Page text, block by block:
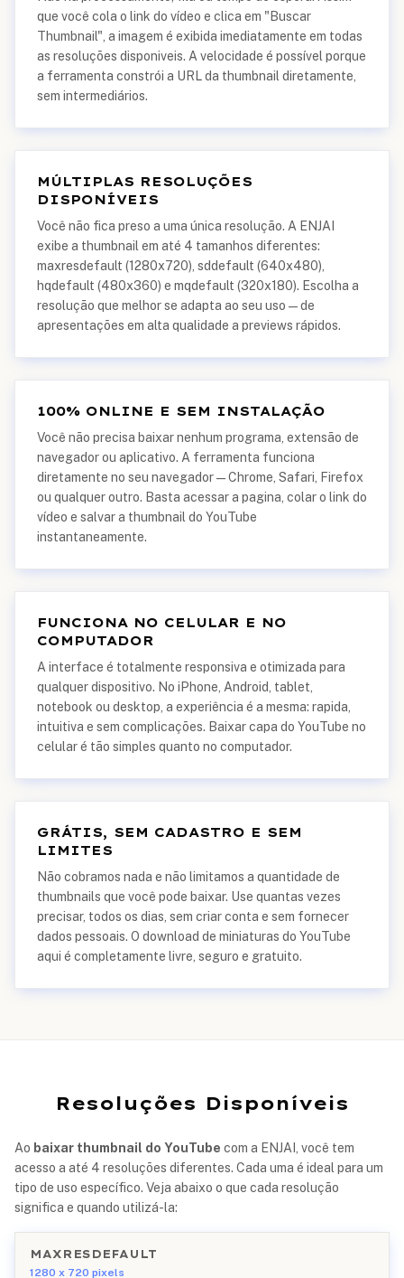
que você cola o link do vídeo e clica em "Buscar
Thumbnail", a imagem é exibida imediatamente em todas
as resoluções disponiveis. A velocidade é possível porque
a ferramenta constrói a URL da thumbnail diretamente,
sem intermediários.
MÚLTIPLAS RESOLUÇÕES
DISPONÍVEIS
Você não fica preso a uma única resolução. A ENJAI
exibe a thumbnail em até 4 tamanhos diferentes:
maxresdefault (1280x720), sddefault (640x480),
hqdefault (480x360) e mqdefault (320x180). Escolha a
resolução que melhor se adapta ao seu uso — de
apresentações em alta qualidade a previews rápidos.
100% ONLINE E SEM INSTALAÇÃO
Você não precisa baixar nenhum programa, extensão de
navegador ou aplicativo. A ferramenta funciona
diretamente no seu navegador — Chrome, Safari, Firefox
ou qualquer outro. Basta acessar a pagina, colar o link do
vídeo e salvar a thumbnail do YouTube
instantaneamente.
FUNCIONA NO CELULAR E NO
COMPUTADOR
A interface é totalmente responsiva e otimizada para
qualquer dispositivo. No iPhone, Android, tablet,
notebook ou desktop, a experiência é a mesma: rapida,
intuitiva e sem complicações. Baixar capa do YouTube no
celular é tão simples quanto no computador.
GRÁTIS, SEM CADASTRO E SEM
LIMITES
Não cobramos nada e não limitamos a quantidade de
thumbnails que você pode baixar. Use quantas vezes
precisar, todos os dias, sem criar conta e sem fornecer
dados pessoais. O download de miniaturas do YouTube
aqui é completamente livre, seguro e gratuito.
Resoluções Disponíveis
Ao baixar thumbnail do YouTube com a ENJAI, você tem
acesso a até 4 resoluções diferentes. Cada uma é ideal para um
tipo de uso específico. Veja abaixo o que cada resolução
significa e quando utilizá-la:
MAXRESDEFAULT
1280 x 720 pixels